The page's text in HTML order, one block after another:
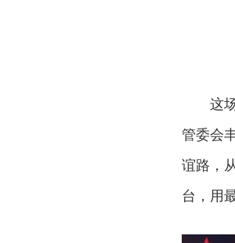
这
管委会
谊路，
台，用